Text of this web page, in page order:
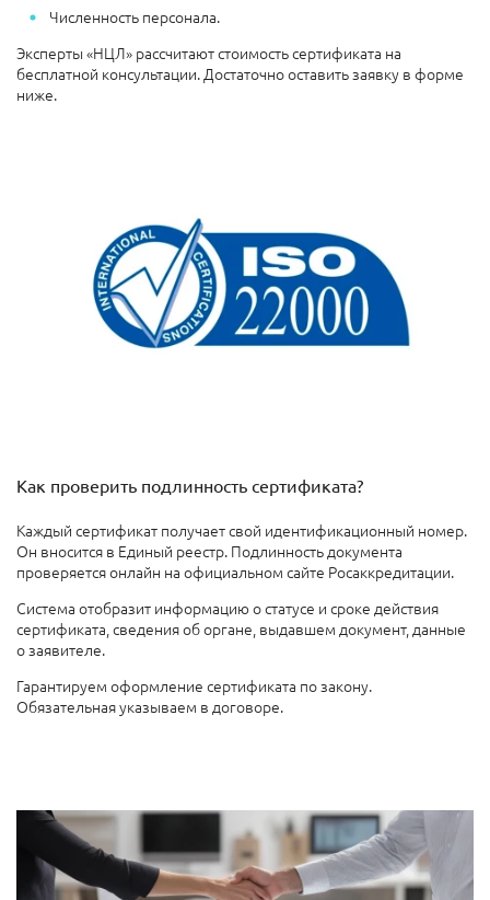
Численность персонала.
Эксперты «НЦЛ» рассчитают стоимость сертификата на
бесплатной консультации. Достаточно оставить заявку в форме
ниже.
Как проверить подлинность сертификата?
Каждый сертификат получает свой идентификационный номер.
Он вносится в Единый реестр. Подлинность документа
проверяется онлайн на официальном сайте Росаккредитации.
Система отобразит информацию о статусе и сроке действия
сертификата, сведения об органе, выдавшем документ, данные
о заявителе.
Гарантируем оформление сертификата по закону.
Обязательная указываем в договоре.